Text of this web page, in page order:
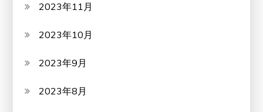
2023年11月
2023年10月
2023年9月
2023年8月